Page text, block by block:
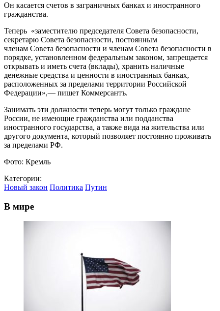
Он касается счетов в заграничных банках и иностранного
гражданства.
Теперь «заместителю председателя Совета безопасности,
секретарю Совета безопасности, постоянным
членам Совета безопасности и членам Совета безопасности в
порядке, установленном федеральным законом, запрещается
открывать и иметь счета (вклады), хранить наличные
денежные средства и ценности в иностранных банках,
расположенных за пределами территории Российской
Федерации»,— пишет Коммерсантъ.
Занимать эти должности теперь могут только граждане
России, не имеющие гражданства или подданства
иностранного государства, а также вида на жительства или
другого документа, который позволяет постоянно проживать
за пределами РФ.
Фото: Кремль
Категории:
Новый закон Политика Путин
В мире